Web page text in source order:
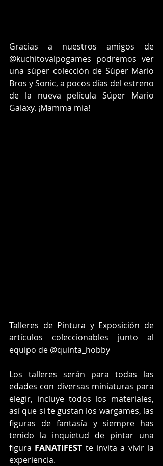
Gracias a nuestros amigos de
@kuchitovalpogames podremos ver
una súper colección de Súper Mario
Bros y Sonic, a pocos días del estreno
de la nueva película Súper Mario
Galaxy. ¡Mamma mia!
Talleres de Pintura y Exposición de
artículos coleccionables junto al
equipo de @quinta_hobby
Los talleres serán para todas las
edades con diversas miniaturas para
elegir, incluye todos los materiales,
así que si te gustan los wargames, las
figuras de fantasía y siempre has
tenido la inquietud de pintar una
figura FANATIFEST te invita a vivir la
experiencia.